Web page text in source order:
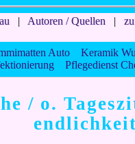
| Autoren / Quellen |
Auto
Keramik
Pflegedienst
/ o.